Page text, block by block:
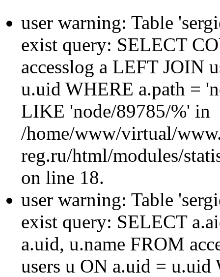
user warning: Table
exist query: SELECT
accesslog a LEFT JOIN
u.uid WHERE a.path =
LIKE 'node/89785/%' in
/home/www/virtual/
reg.ru/html/modules/
on line 18.
user warning: Table
exist query: SELECT
a.uid, u.name FROM
users u ON a.uid = u.uid